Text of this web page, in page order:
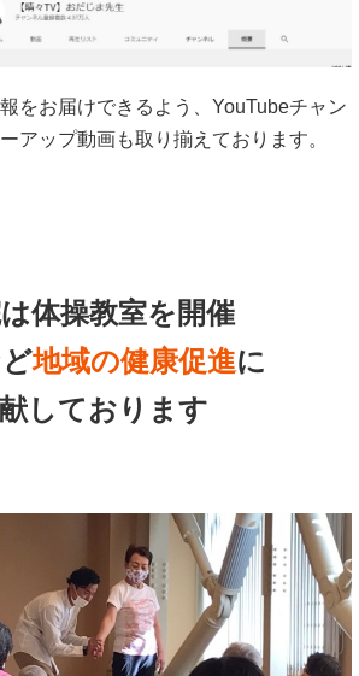
をお届けできるよう、YouTubeチャン
アップ動画も取り揃えております。
体操教室を開催
地域の健康促進に
しております